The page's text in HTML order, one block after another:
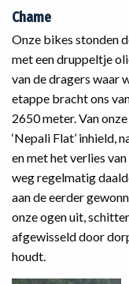
Chame
Onze bikes stonden
met een druppeltje
van de dragers waar
etappe bracht ons
2650 meter. Van
‘Nepali Flat’ inhield,
en met het verlies
weg regelmatig
aan de eerder
onze ogen uit,
afgewisseld door
houdt.